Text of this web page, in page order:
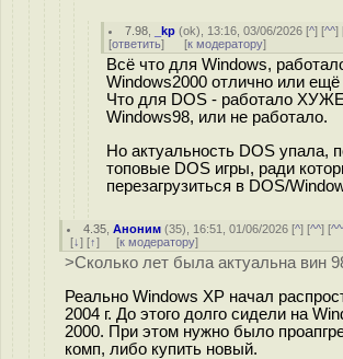
7.98 _kp (ok), 13:16, 03/06/2026 [^] [^^]
[ответить] [к модератору]
Всё что для Windows,
Windows2000 отлично или
Что для DOS - работало
Windows98, или не работало.
Но актуальность DOS упала,
топовые DOS игры, ради
перезагрузиться в DOS/
4.35 ,Аноним (35), 16:51, 01/06/2026 [^] [^^] [
[↓] [↑] [к модератору]
>Сколько лет была актуальна вин
Реально Windows XP начал
2004 г. До этого долго сидели на
2000. При этом нужно было
комп, либо купить новый.